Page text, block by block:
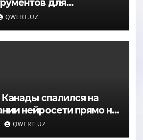
для
фото
QWERT.UZ
Канады спалился на
нейросети прямо на
QWERT.UZ